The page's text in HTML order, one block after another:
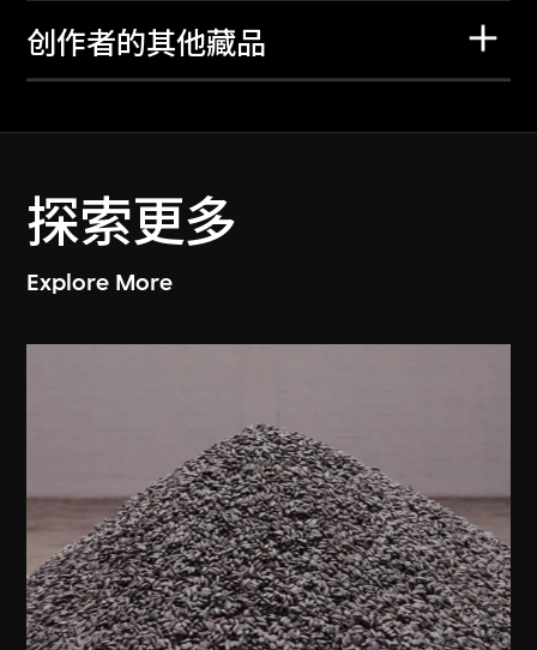
创作者的其他藏品
探索更多
Explore More